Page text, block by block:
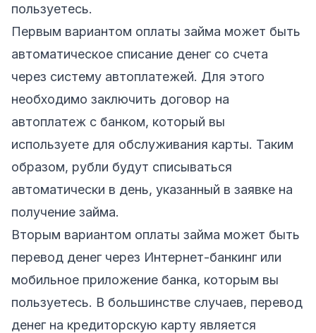
пользуетесь.
Первым вариантом оплаты займа может быть
автоматическое списание денег со счета
через систему автоплатежей. Для этого
необходимо заключить договор на
автоплатеж с банком, который вы
используете для обслуживания карты. Таким
образом, рубли будут списываться
автоматически в день, указанный в заявке на
получение займа.
Вторым вариантом оплаты займа может быть
перевод денег через Интернет-банкинг или
мобильное приложение банка, которым вы
пользуетесь. В большинстве случаев, перевод
денег на кредиторскую карту является